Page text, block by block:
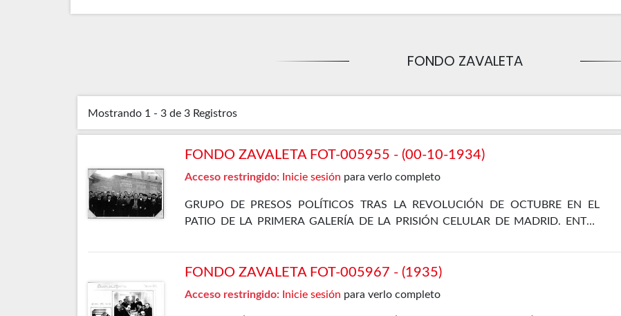
FONDO ZAVALETA
Mostrando 1 - 3 de 3 Registros
FONDO ZAVALETA FOT-005955 - (00-10-1934)
Acceso restringido: Inicie sesión para verlo completo
GRUPO DE PRESOS POLÍTICOS TRAS LA REVOLUCIÓN DE OCTUBRE EN EL
PATIO DE LA PRIMERA GALERÍA DE LA PRISIÓN CELULAR DE MADRID. ENTRE
GÓMEZ OSORIO, PETREL Y JOSÉ DÍAZ ALOR
FONDO ZAVALETA FOT-005967 - (1935)
Acceso restringido: Inicie sesión para verlo completo